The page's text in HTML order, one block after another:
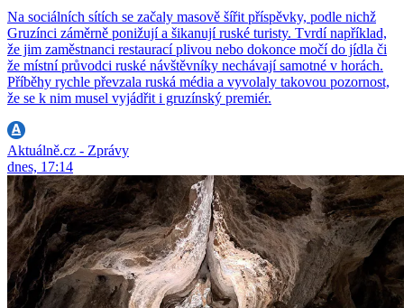
Na sociálních sítích se začaly masově šířit příspěvky, podle nichž
Gruzínci záměrně ponižují a šikanují ruské turisty. Tvrdí například,
že jim zaměstnanci restaurací plivou nebo dokonce močí do jídla či
že místní průvodci ruské návštěvníky nechávají samotné v horách.
Příběhy rychle převzala ruská média a vyvolaly takovou pozornost,
že se k nim musel vyjádřit i gruzínský premiér.
Aktuálně.cz - Zprávy
dnes, 17:14